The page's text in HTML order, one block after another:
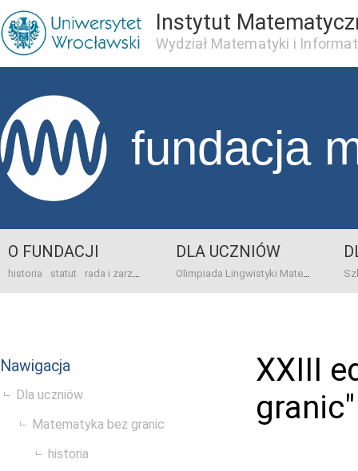
Instytut
Wydział Matematyki i
fundacja
O FUNDACJI
historia statut rada i zarząd dane bankowo-adresowe kontakt
DLA UCZNIÓW
Olimpiada Lingwistyki Matematycznej
Nawigacja
Dla uczniów
Matematyka bez granic
historia
XXIII